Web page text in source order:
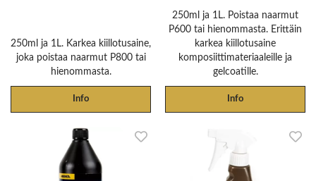
250ml ja 1L. Karkea kiillotusaine,
joka poistaa naarmut P800 tai
hienommasta.
Info
250ml ja 1L. Poistaa naarmut
P600 tai hienommasta. Erittäin
karkea kiillotusaine
komposiittimateriaaleille ja
gelcoatille.
Info